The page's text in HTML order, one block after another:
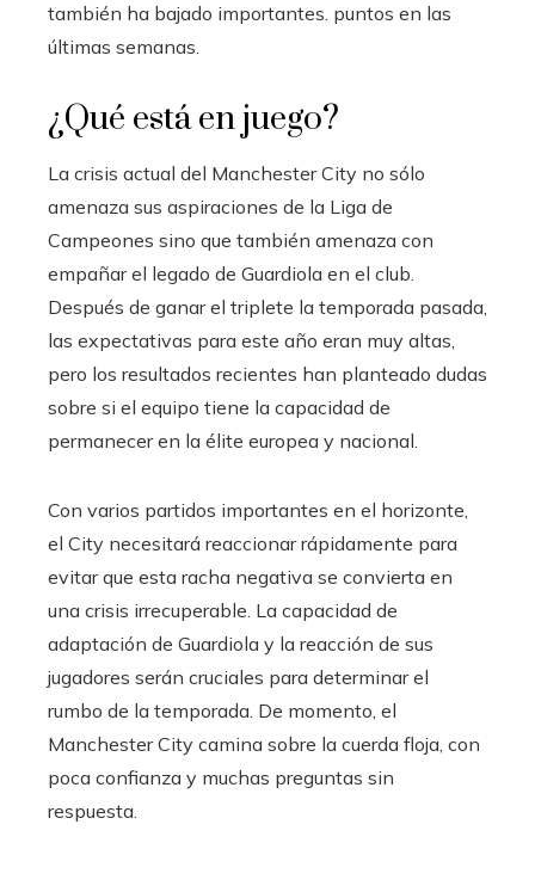
también ha bajado importantes. puntos en las
últimas semanas.
¿Qué está en juego?
La crisis actual del Manchester City no sólo
amenaza sus aspiraciones de la Liga de
Campeones sino que también amenaza con
empañar el legado de Guardiola en el club.
Después de ganar el triplete la temporada pasada,
las expectativas para este año eran muy altas,
pero los resultados recientes han planteado dudas
sobre si el equipo tiene la capacidad de
permanecer en la élite europea y nacional.
Con varios partidos importantes en el horizonte,
el City necesitará reaccionar rápidamente para
evitar que esta racha negativa se convierta en
una crisis irrecuperable. La capacidad de
adaptación de Guardiola y la reacción de sus
jugadores serán cruciales para determinar el
rumbo de la temporada. De momento, el
Manchester City camina sobre la cuerda floja, con
poca confianza y muchas preguntas sin
respuesta.